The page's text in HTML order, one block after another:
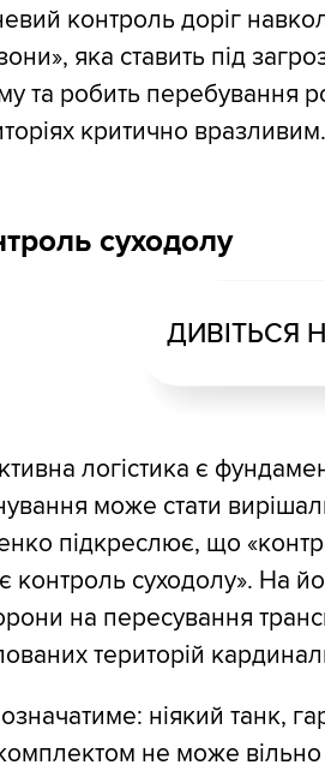
контроль доріг
яка ставить під
та робить перебування
критично вразливим.
суходолу
ДИВІТЬСЯ
логістика є
може стати
підкреслює, що
контроль суходолу». На
на пересування
територій
ніякий танк,
не може вільно